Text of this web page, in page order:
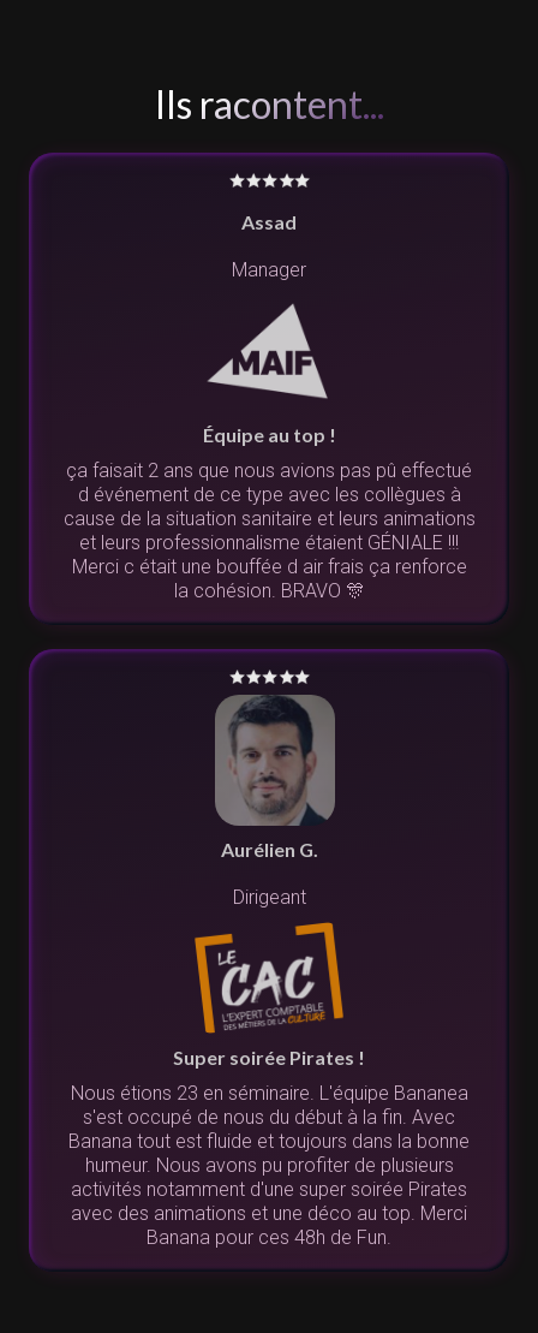
Ils racontent...
Assad
Manager
Équipe au top !
ça faisait 2 ans que nous avions pas pû effectué
d événement de ce type avec les collègues à
cause de la situation sanitaire et leurs animations
et leurs professionnalisme étaient GÉNIALE !!!
Merci c était une bouffée d air frais ça renforce
la cohésion. BRAVO 🎊
Aurélien G.
Dirigeant
Super soirée Pirates !
Nous étions 23 en séminaire. L'équipe Bananea
s'est occupé de nous du début à la fin. Avec
Banana tout est fluide et toujours dans la bonne
humeur. Nous avons pu profiter de plusieurs
activités notamment d'une super soirée Pirates
avec des animations et une déco au top. Merci
Banana pour ces 48h de Fun.